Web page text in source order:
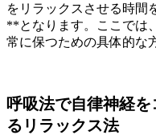
をリラックスさせる時間
**となります。ここでは
常に保つための具体的な
呼吸法で自律神経
るリラックス法